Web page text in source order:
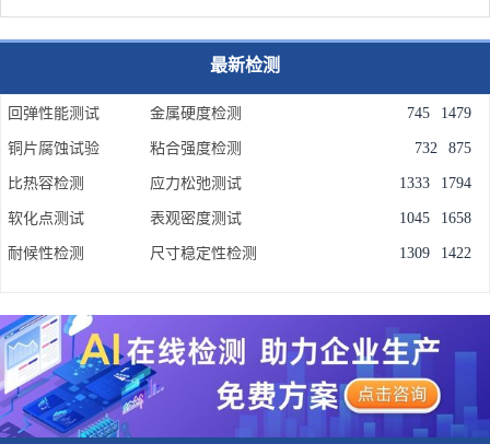
最新检测
回弹性能测试 1479
金属硬度检测 745
铜片腐蚀试验 875
粘合强度检测 732
比热容检测 1794
应力松弛测试 1333
软化点测试 1658
表观密度测试 1045
耐候性检测 1422
尺寸稳定性检测 1309